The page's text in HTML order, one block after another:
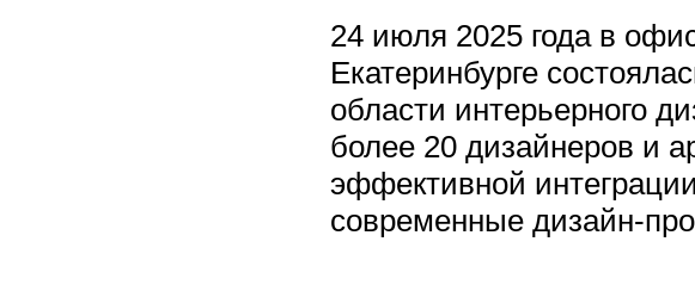
24 июля 2025 года в
Екатеринбурге
области интерьерного
более 20 дизайнеров и
эффективной
современные дизайн-